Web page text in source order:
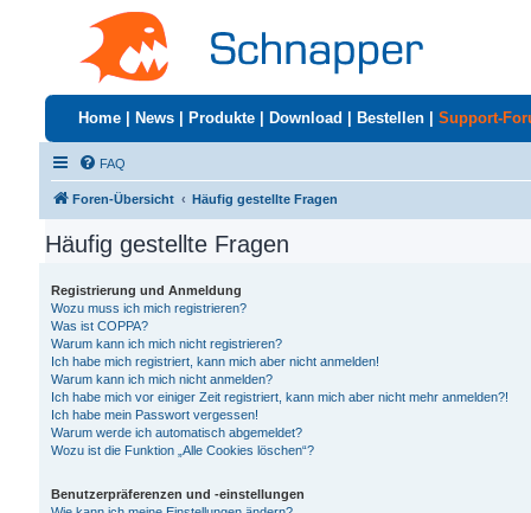
Home News Produkte Download Bestellen Support-
FAQ
Foren-Übersicht Häufig gestellte Fragen
Häufig gestellte Fragen
Registrierung und Anmeldung
Wozu muss ich mich registrieren?
Was ist COPPA?
Warum kann ich mich nicht registrieren?
Ich habe mich registriert, kann mich aber nicht anmelden!
Warum kann ich mich nicht anmelden?
Ich habe mich vor einiger Zeit registriert, kann mich aber nicht mehr anmelden?!
Ich habe mein Passwort vergessen!
Warum werde ich automatisch abgemeldet?
Wozu ist die Funktion „Alle Cookies löschen“?
Benutzerpräferenzen und -einstellungen